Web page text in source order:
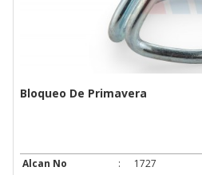
Bloqueo De Primavera
Alcan No :
1727